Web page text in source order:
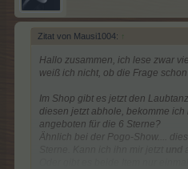
Zitat von Mausi1004: ↑
Hallo zusammen, ich lese zwar
weiß ich nicht, ob die Frage
Im Shop gibt es jetzt den
diesen jetzt abhole, bekomme
angeboten für die 6 Sterne?
Ähnlich bei der Pogo-Show....